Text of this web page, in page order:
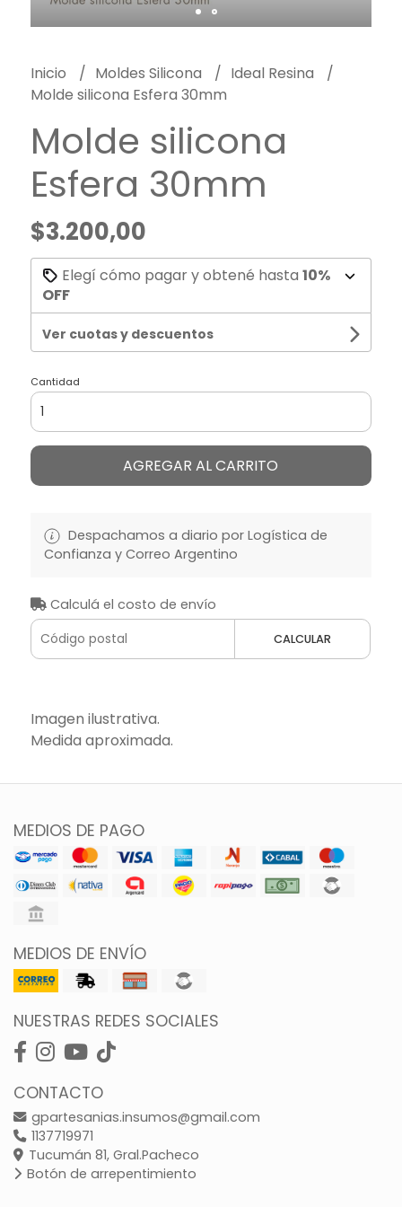
Inicio Moldes Silicona
Ideal Resina
Molde silicona Esfera 30mm
Molde silicona
Esfera 30mm
$3.200,00
Elegí cómo pagar y obtené hasta 10%
OFF
Ver cuotas y descuentos
Cantidad
AGREGAR AL CARRITO
Despachamos a diario por Logística de
Confianza y Correo Argentino
Calculá el costo de envío
CALCULAR
Imagen ilustrativa.
Medida aproximada.
MEDIOS DE PAGO
MEDIOS DE ENVÍO
NUESTRAS REDES SOCIALES
CONTACTO
gpartesanias.insumos@gmail.com
1137719971
Tucumán 81, Gral.Pacheco
Botón de arrepentimiento